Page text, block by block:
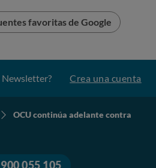
favoritas de Google
Newsletter? Crea una cuenta
OCU continúa adelante contra
900 055 105